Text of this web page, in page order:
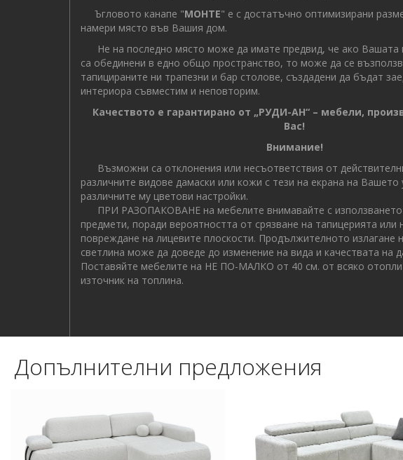
Ъгловото канапе "МОНТЕ" е с достатъчно оптимизирани
намери място във Вашия дом.
Не на последно място може да имате предвид, че ако Вашата
са обединени в едно общо пространство, то може да се
тапицираните ни трапезни и бар столове, създадени да бъдат
интериора съвместим и неповторим.
Качеството е гарантирано от „РУДИ-АН“ – мебели,
Вас!
Внимание!
Възможни са отклонения или несъответствия от
различните видове дамаски или кожи с тези на екрана на Вашето
различните му цветови настройки.
ПРИ РАЗОПАКОВАНЕ на мебелите внимавайте с
предмети, поради вероятността от срязване на тапицерията или
повреждане на лицевите плоскости. Продължителното излагане
светлина може да доведе до изменение на вида и качествата на
Поставяйте мебелите на НЕ ПО-МАЛКО от 40 см. от всяко
източник на топлина.
Допълнителни предложения